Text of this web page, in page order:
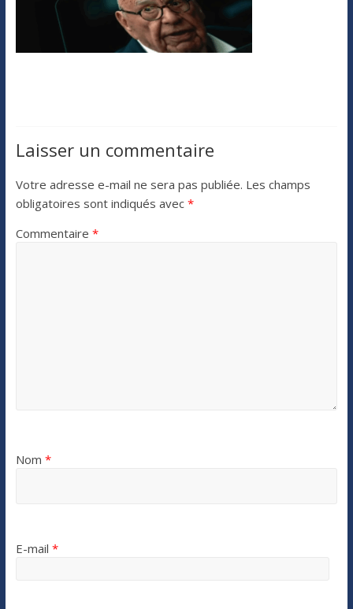
Laisser un commentaire
Votre adresse e-mail ne sera pas publiée. Les champs
obligatoires sont indiqués avec *
Commentaire *
Nom *
E-mail *